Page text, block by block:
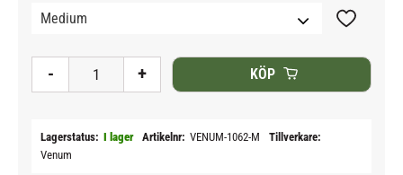
+
- KÖP
Lägg till
Lagerstatus I lager Artikelnr VENUM-1062-M
Tillverkare
Venum